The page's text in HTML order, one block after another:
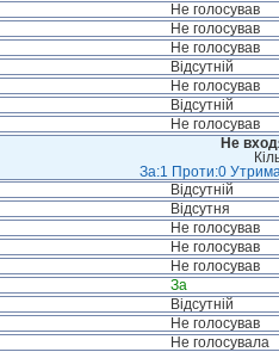
Не голосував
Не голосував
Не голосував
Відсутній
Не голосував
Відсутній
Не голосував
Не
За:1 Проти:0
Відсутній
Відсутня
Не голосував
Не голосував
Не голосував
За
Відсутній
Не голосував
Не голосувала